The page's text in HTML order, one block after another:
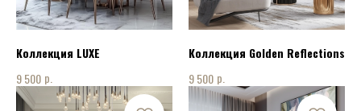
Коллекция LUXE
9 500 р.
Коллекция Golden Reflections
9 500 р.